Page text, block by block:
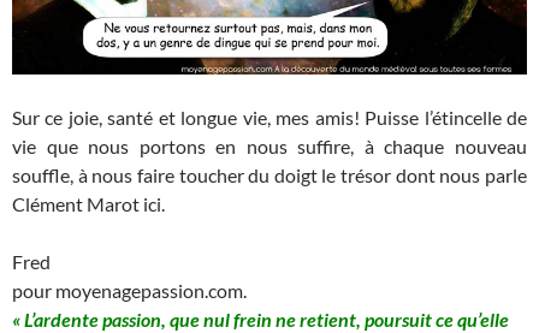
Sur ce joie, santé et longue vie, mes amis! Puisse l’étincelle de
vie que nous portons en nous suffire, à chaque nouveau
souffle, à nous faire toucher du doigt le trésor dont nous parle
Clément Marot ici.
Fred
pour moyenagepassion.com.
« L’ardente passion, que nul frein ne retient, poursuit ce qu’elle